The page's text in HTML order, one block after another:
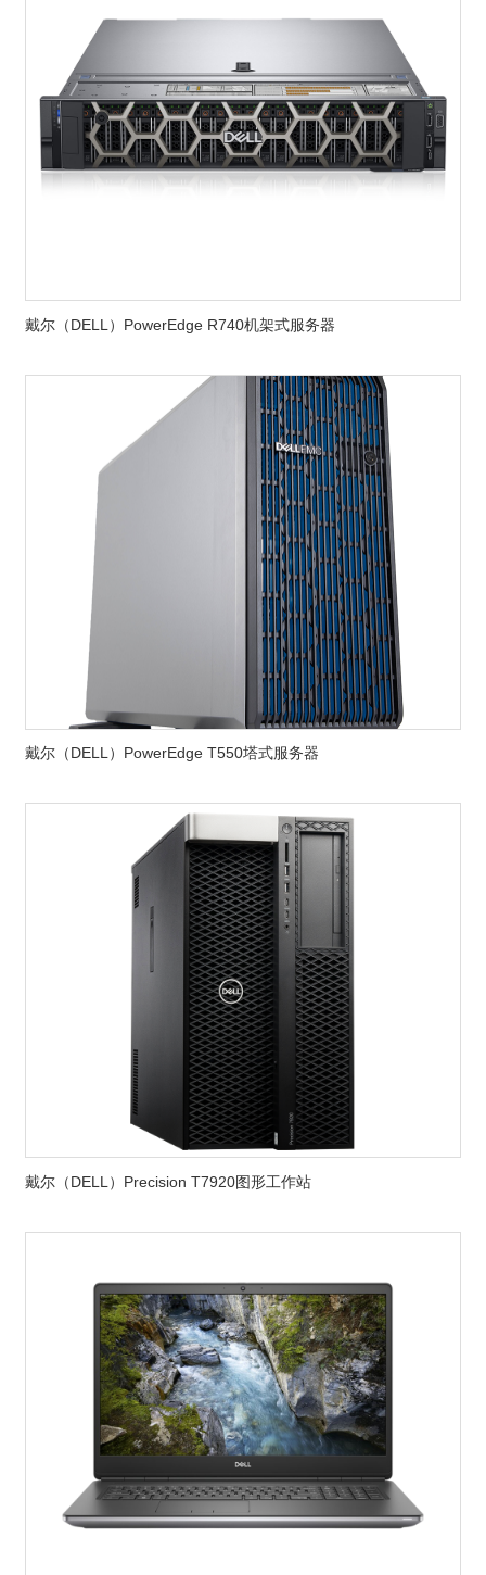
戴尔（DELL）PowerEdge R740机架式服务器
戴尔（DELL）PowerEdge T550塔式服务器
戴尔（DELL）Precision T7920图形工作站